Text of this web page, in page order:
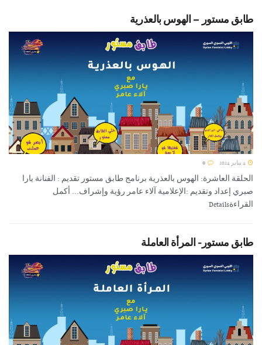
طابق مستور – الهوس بالعذرية
الحلقة العاشرة: الهوس بالعذرية برنامج طابق مستور تقديم : الفنانة يارا
صبري إعداد وتقديم :الإعلامية آلاء عامر رؤية وإشراف... أكمل
القراءةDetails
طابق مستور- المرأة العاملة